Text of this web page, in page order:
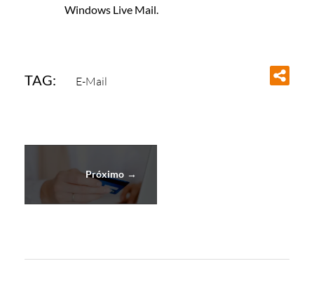
Windows Live Mail.
TAG: E-Mail
Próximo